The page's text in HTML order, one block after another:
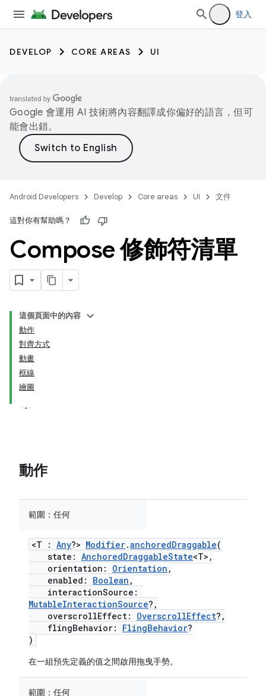
登入
DEVELOP CORE AREAS UI
Google 會運用 AI 技術將內容翻譯成你偏好的語言，但可
能會出錯。
Android Developers Develop Core areas UI 文件
這對你有幫助嗎？
Compose 修飾符清單
這個頁面中的內容
動作
對齊方式
動畫
框線
繪圖
動作
範圍： 任何
<T : Any?> Modifier.anchoredDraggable(
state: AnchoredDraggableState<T>,
orientation: Orientation ,
enabled: Boolean ,
interactionSource:
MutableInteractionSource?,
overscrollEffect: OverscrollEffect?,
flingBehavior: FlingBehavior?
)
在一組預先定義的值之間啟用拖曳手勢。
範圍： 任何